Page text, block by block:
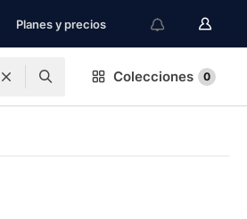
Planes y precios
Colecciones 0